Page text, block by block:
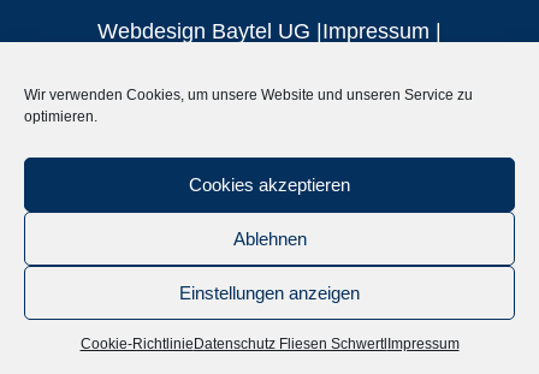
Wir verwenden Cookies, um unsere Website und unseren Service zu
optimieren.
Cookies akzeptieren
Ablehnen
Einstellungen anzeigen
Cookie-Richtlinie Datenschutz Fliesen Schwertl Impressum
Webdesign Baytel UG Impressum
Datenschutzerklärung|Kontakt |Cookie
Richtlinie | Barrierefreiheitserklärung